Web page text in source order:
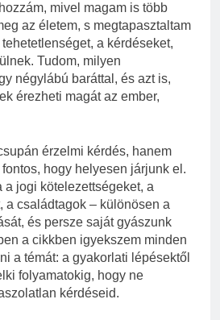
mivel magam is több
az életem, s megtapasztaltam
a kérdéseket,
Tudom, milyen
négylábú baráttal, és azt is,
érezheti magát az ember,
érzelmi kérdés, hanem
hogy helyesen járjunk el.
a jogi kötelezettségeket, a
a családtagok – különösen a
és persze saját gyászunk
a cikkben igyekszem minden
a témát: a gyakorlati lépésektől
folyamatokig, hogy ne
kérdéseid.